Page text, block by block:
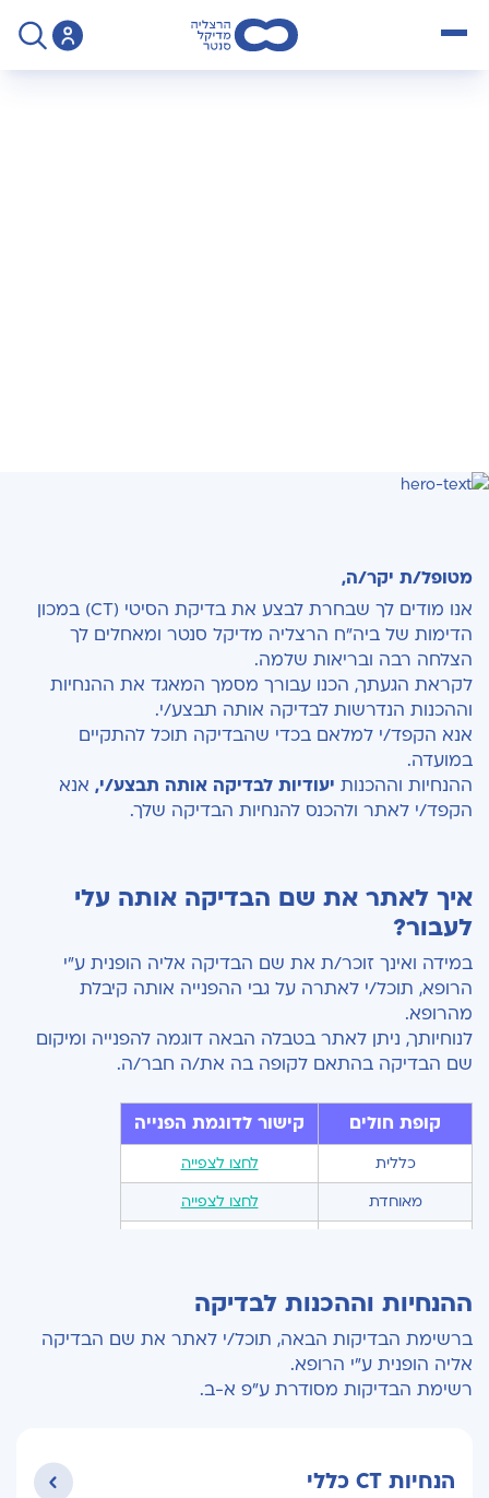
מטופל/ת יקר/ה,
אנו מודים לך שבחרת לבצע את בדיקת הסיטי (CT) במכון
הדימות של ביה"ח הרצליה מדיקל סנטר ומאחלים לך
הצלחה רבה ובריאות שלמה.
לקראת הגעתך, הכנו עבורך מסמך המאגד את ההנחיות
וההכנות הנדרשות לבדיקה אותה תבצע/י.
אנא הקפד/י למלאם בכדי שהבדיקה תוכל להתקיים
במועדה.
ההנחיות וההכנות יעודיות לבדיקה אותה תבצע/י, אנא
הקפד/י לאתר ולהכנס להנחיות הבדיקה שלך.
איך לאתר את שם הבדיקה אותה עלי
לעבור?
במידה ואינך זוכר/ת את שם הבדיקה אליה הופנית ע"י
הרופא, תוכל/י לאתרה על גבי ההפנייה אותה קיבלת
מהרופא.
לנוחיותך, ניתן לאתר בטבלה הבאה דוגמה להפנייה ומיקום
שם הבדיקה בהתאם לקופה בה את/ה חבר/ה.
קופת חולים קישור לדוגמת הפנייה
כללית
לחצו לצפייה
מאוחדת
לחצו לצפייה
ההנחיות וההכנות לבדיקה
ברשימת הבדיקות הבאה, תוכל/י לאתר את שם הבדיקה
אליה הופנית ע"י הרופא.
רשימת הבדיקות מסודרת ע"פ א-ב.
הנחיות CT כללי